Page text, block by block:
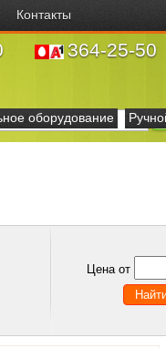
Контакты
364-25-50
оборудование
Цена от